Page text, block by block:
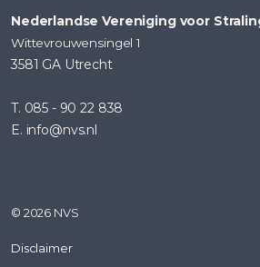
Nederlandse Vereniging voor
Wittevrouwensingel 1
3581 GA Utrecht
T. 085 - 90 22 838
E. info@nvs.nl
© 2026 NVS
Disclaimer